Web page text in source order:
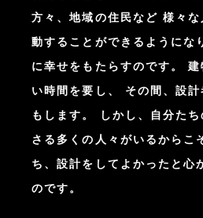
方々、地域の住民など 様々
動することができるようにな
に幸せをもたらすのです。
建
い時間を要し、
その間、設
もします。
しかし、自分た
さる多くの人々がいるからこ
ち、設計をしてよかったと心
のです。